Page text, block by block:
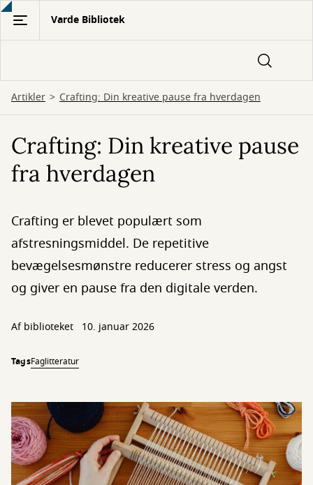
Gå
hovedindhold
Varde Bibliotek
Artikler Crafting: Din kreative pause fra hverdagen
Crafting: Din kreative pause
fra hverdagen
Crafting er blevet populært som
afstresningsmiddel. De repetitive
bevægelsesmønstre reducerer stress og angst
og giver en pause fra den digitale verden.
Af biblioteket 10. januar 2026
TagsFaglitteratur